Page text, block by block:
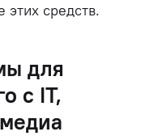
этих средств.
для
с IT,